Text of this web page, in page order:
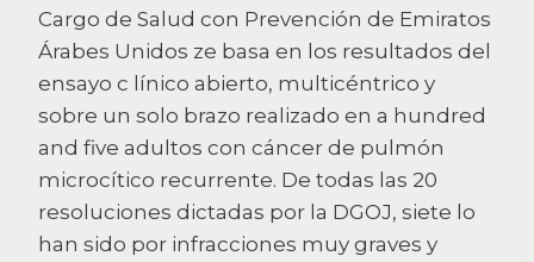
Cargo de Salud con Prevención de Emiratos
Árabes Unidos ze basa en los resultados del
ensayo c línico abierto, multicéntrico y
sobre un solo brazo realizado en a hundred
and five adultos con cáncer de pulmón
microcítico recurrente. De todas las 20
resoluciones dictadas por la DGOJ, siete lo
han sido por infracciones muy graves y